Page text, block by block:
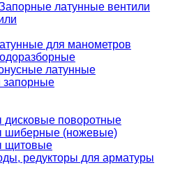
латунные вентили
для манометров
латунные
запорные
дисковые поворотные
шиберные (ножевые)
щитовые
редукторы для арматуры